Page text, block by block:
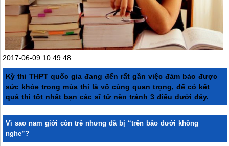
2017-06-09 10:49:48
Kỳ thi THPT quốc gia đang đến rất gần việc đảm bảo được
sức khỏe trong mùa thi là vô cùng quan trọng, để có kết
quả thi tốt nhất bạn các sĩ tử nên tránh 3 điều dưới đây.
Vì sao nam giới còn trẻ nhưng đã bị “trên bảo dưới không
nghe”?